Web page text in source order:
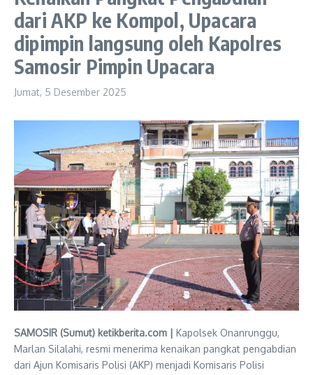
dari AKP ke Kompol, Upacara
dipimpin langsung oleh Kapolres
Samosir Pimpin Upacara
Jumat, 5 Desember 2025
SAMOSIR (Sumut) ketikberita.com | Kapolsek Onanrunggu,
Marlan Silalahi, resmi menerima kenaikan pangkat pengabdian
dari Ajun Komisaris Polisi (AKP) menjadi Komisaris Polisi